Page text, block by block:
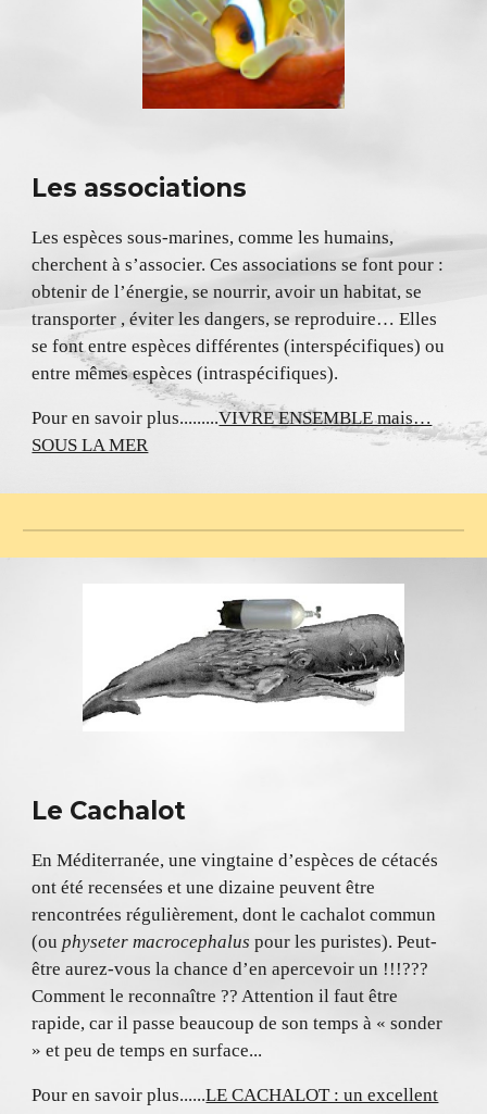
Les associations
Les espèces sous-marines, comme les humains,
cherchent à s’associer. Ces associations se font pour :
obtenir de l’énergie, se nourrir, avoir un habitat, se
transporter , éviter les dangers, se reproduire… Elles
se font entre espèces différentes (interspécifiques) ou
entre mêmes espèces (intraspécifiques).
Pour en savoir plus.........VIVRE ENSEMBLE mais…
SOUS LA MER
Le Cachalot
En Méditerranée, une vingtaine d’espèces de cétacés
ont été recensées et une dizaine peuvent être
rencontrées régulièrement, dont le cachalot commun
(ouphyseter macrocephaluspour les puristes). Peut-
être aurez-vous la chance d’en apercevoir un !!!???
Comment le reconnaître ?? Attention il faut être
rapide, car il passe beaucoup de son temps à « sonder
» et peu de temps en surface...
Pour en savoir plus......LE CACHALOT : un excellent